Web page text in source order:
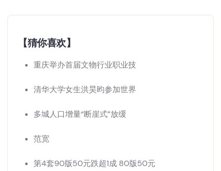
【猜你喜欢】
重庆举办首届文物行业职业技
清华大学女生洪昊昀参加世界
多城人口增量“断崖式”放缓
范宽
第4套90版50元跌超1成 80版50元